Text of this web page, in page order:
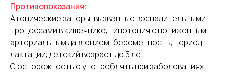
Противопоказания:
Атонические запоры, вызванные воспалительными
процессами в кишечнике, гипотония с пониженным
артериальным давлением, беременность, период
лактации, детский возраст до 5 лет.
С осторожностью употреблять при заболеваниях